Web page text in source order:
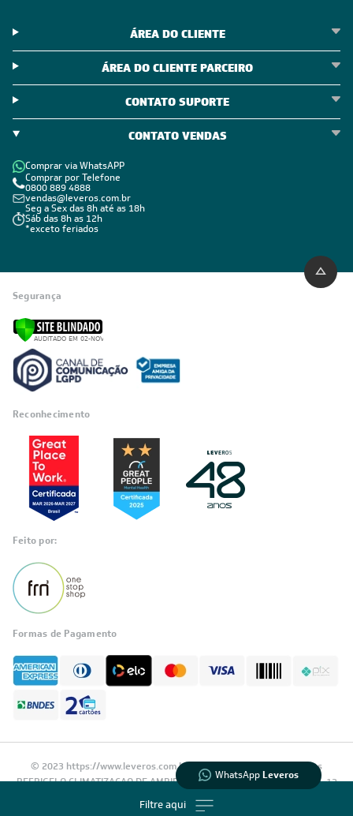
Filtre aqui
ÁREA DO CLIENTE
ÁREA DO CLIENTE PARCEIRO
CONTATO SUPORTE
CONTATO VENDAS
Comprar via WhatsAPP
Comprar por Telefone
0800 889 4888
vendas@leveros.com.br
Seg a Sex das 8h até as 18h
Sáb das 8h as 12h
*exceto feriados
Segurança
Reconhecimento
Feito por:
Formas de Pagamento
© 2023 https://www.leveros.com.br Todos os diretitos reservados
REFRIGELO CLIMATIZACAO DE AMBIENTES S.A. CNPJ: 61.502.324/0001-12
WhatsAppLeveros
Fale com a LIA